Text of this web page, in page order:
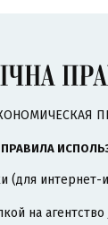
ПРАВИЛА
(для
на агентство